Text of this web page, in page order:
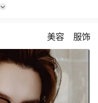
美容 服饰